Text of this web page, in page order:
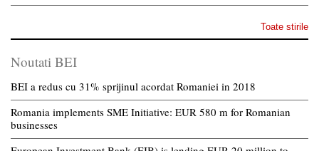
Toate stirile
Noutati BEI
BEI a redus cu 31% sprijinul acordat Romaniei in 2018
Romania implements SME Initiative: EUR 580 m for Romanian
businesses